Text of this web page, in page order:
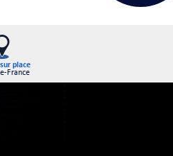
place
France